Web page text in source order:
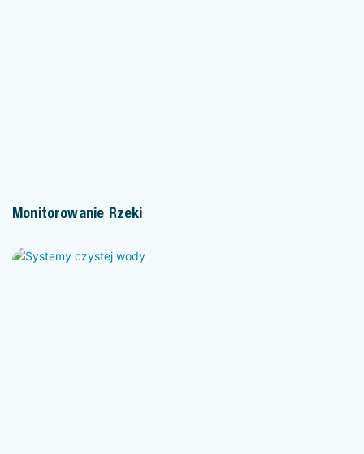
Monitorowanie Rzeki